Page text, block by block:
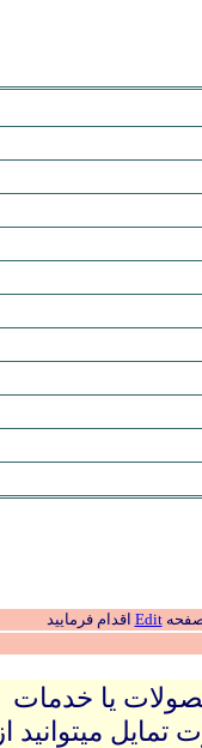
صفحهEdit اقدام فرمایید
یا خدمات
میتوانید از